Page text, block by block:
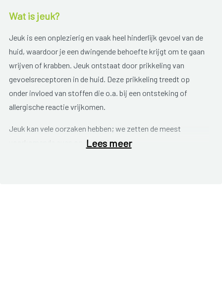
Wat is jeuk?
Jeuk is een onplezierig en vaak heel hinderlijk gevoel van de
huid, waardoor je een dwingende behoefte krijgt om te gaan
wrijven of krabben. Jeuk ontstaat door prikkeling van
gevoelsreceptoren in de huid. Deze prikkeling treedt op
onder invloed van stoffen die o.a. bij een ontsteking of
allergische reactie vrijkomen.
Jeuk kan vele oorzaken hebben; we zetten de meest
voorkomende even op een rijtje:
Lees meer